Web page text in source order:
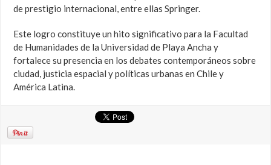
de prestigio internacional, entre ellas Springer.
Este logro constituye un hito significativo para la Facultad
de Humanidades de la Universidad de Playa Ancha y
fortalece su presencia en los debates contemporáneos sobre
ciudad, justicia espacial y políticas urbanas en Chile y
América Latina.